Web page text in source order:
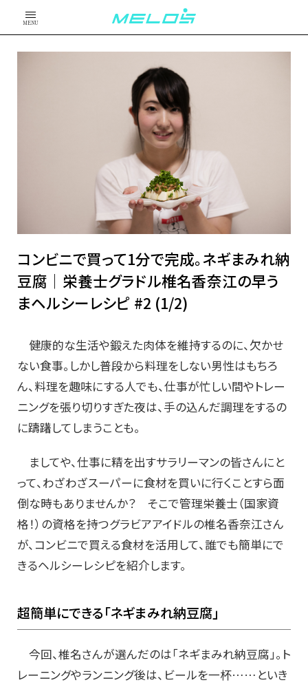
MENU
コンビニで買って1分で完成。ネギまみれ納
豆腐│栄養士グラドル椎名香奈江の早う
まヘルシーレシピ #2 (1/2)
健康的な生活や鍛えた肉体を維持するのに、欠かせ
ない食事。しかし普段から料理をしない男性はもちろ
ん、料理を趣味にする人でも、仕事が忙しい間やトレー
ニングを張り切りすぎた夜は、手の込んだ調理をするの
に躊躇してしまうことも。
ましてや、仕事に精を出すサラリーマンの皆さんにと
って、わざわざスーパーに食材を買いに行くことすら面
倒な時もありませんか？ そこで管理栄養士（国家資
格！）の資格を持つグラビアアイドルの椎名香奈江さん
が、コンビニで買える食材を活用して、誰でも簡単にで
きるヘルシーレシピを紹介します。
超簡単にできる「ネギまみれ納豆腐」
今回、椎名さんが選んだのは「ネギまみれ納豆腐」。ト
レーニングやランニング後は、ビールを一杯……といき